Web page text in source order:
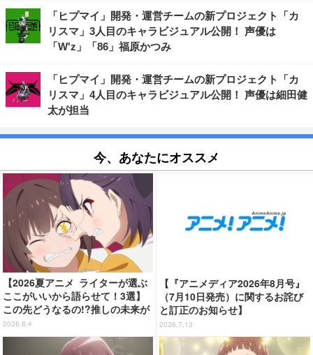
「ヒプマイ」開発・運営チームの新プロジェクト「カ
リスマ」3人目のキャラビジュアル公開！ 声優は
「W'z」「86」福原かつみ
「ヒプマイ」開発・運営チームの新プロジェクト「カ
リスマ」4人目のキャラビジュアル公開！ 声優は細田健
太が担当
今、あなたにオススメ
【2026夏アニメ ライターが選ぶ
ここがいいから語らせて！3選】
この先どうなるの!?推しの未来が
気になりすぎる「鎧真伝サムライ
トルーパー」「乙女怪獣キャラメ
リゼ」「グロウアップショウ 」
2026.8.4
【『アニメディア2026年8月号』
（7月10日発売）に関するお詫び
と訂正のお知らせ】
2026.7.13